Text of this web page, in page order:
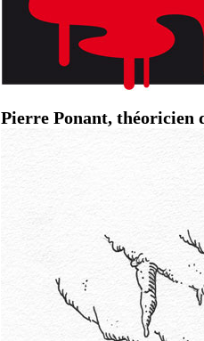
Pierre Ponant, théoricien